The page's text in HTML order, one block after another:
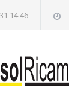
14 46